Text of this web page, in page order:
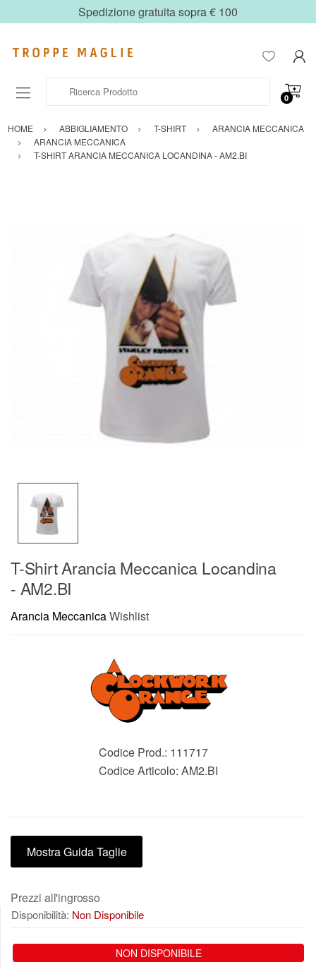
Spedizione gratuita sopra € 100
0
HOME ABBIGLIAMENTO T-SHIRT
ARANCIA MECCANICA
ARANCIA MECCANICA
T-SHIRT ARANCIA MECCANICA LOCANDINA - AM2.BI
T-Shirt Arancia Meccanica Locandina
- AM2.BI
Arancia MeccanicaWishlist
Codice Prod.: 111717
Codice Articolo: AM2.BI
Mostra Guida Taglie
Prezzi all'ingrosso
Disponibilità: Non Disponibile
NON DISPONIBILE